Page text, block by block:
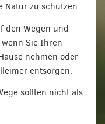
Natur zu schützen:
den Wegen und
Sie Ihren
nehmen oder
entsorgen.
sollten nicht als